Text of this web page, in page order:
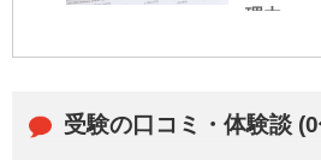
理由
受験の口コミ・体験談